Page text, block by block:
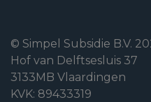
© Simpel Subsidie B.V.
Hof van Delftsesluis 37
3133MB Vlaardingen
KVK: 89433319